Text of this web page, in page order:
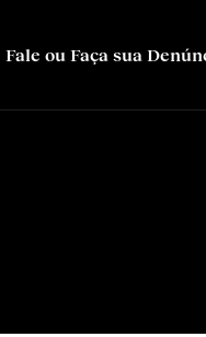
Fale ou Faça sua